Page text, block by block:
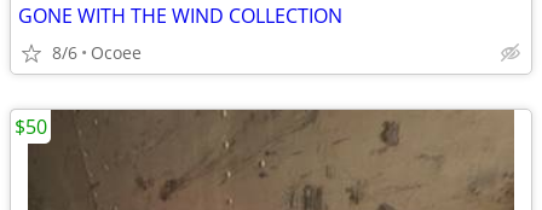
GONE WITH THE WIND COLLECTION
8/6 Ocoee
$50